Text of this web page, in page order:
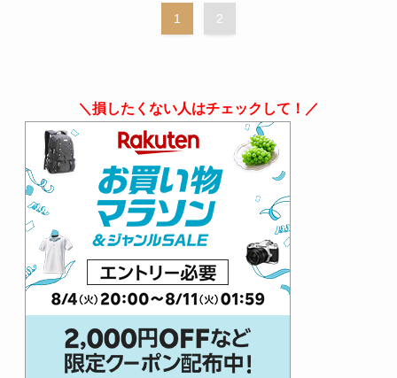
1 2
＼損したくない人はチェックして！／